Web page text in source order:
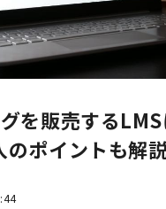
を販売する
のポイントも解